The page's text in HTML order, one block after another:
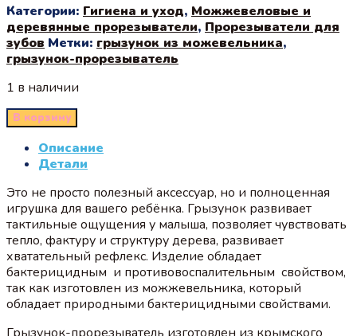
Категории: Гигиена и уход, Можжевеловые и
деревянные прорезыватели, Прорезыватели для
зубов Метки: грызунок из можевельника,
грызунок-прорезыватель
1 в наличии
В корзину
Описание
Детали
Это не просто полезный аксессуар, но и полноценная
игрушка для вашего ребёнка. Грызунок развивает
тактильные ощущения у малыша, позволяет чувствовать
тепло, фактуру и структуру дерева, развивает
хватательный рефлекс. Изделие обладает
бактерицидным и противовоспалительным свойством,
так как изготовлен из можжевельника, который
обладает природными бактерицидными свойствами.